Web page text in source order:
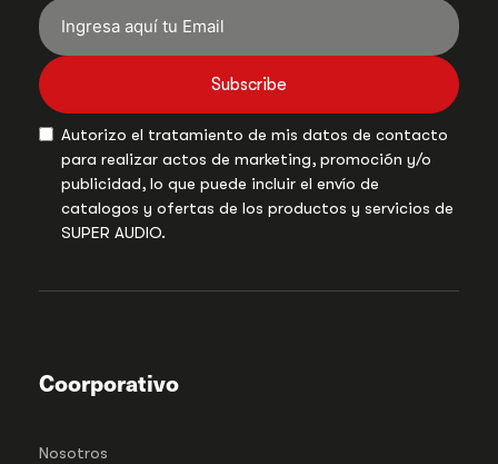
Subscribe
Autorizo el tratamiento de mis datos de contacto
para realizar actos de marketing, promoción y/o
publicidad, lo que puede incluir el envío de
catalogos y ofertas de los productos y servicios de
SUPER AUDIO.
Coorporativo
Nosotros